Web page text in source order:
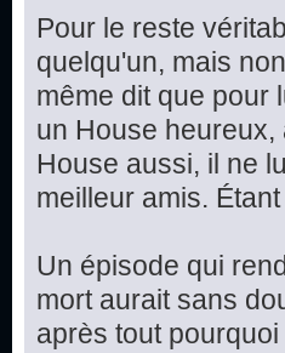
Pour le reste
quelqu'un, mais
même dit que pour
un House
House aussi, il ne
meilleur amis.
Un épisode qui
mort aurait sans
après tout